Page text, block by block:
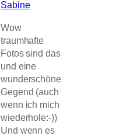
Sabine
Wow
traumhafte
Fotos sind das
und eine
wunderschöne
Gegend (auch
wenn ich mich
wiederhole:-))
Und wenn es